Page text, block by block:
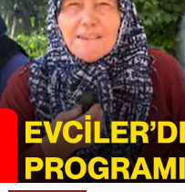
SAĞLIK
SPOR
11:11 MANŞET